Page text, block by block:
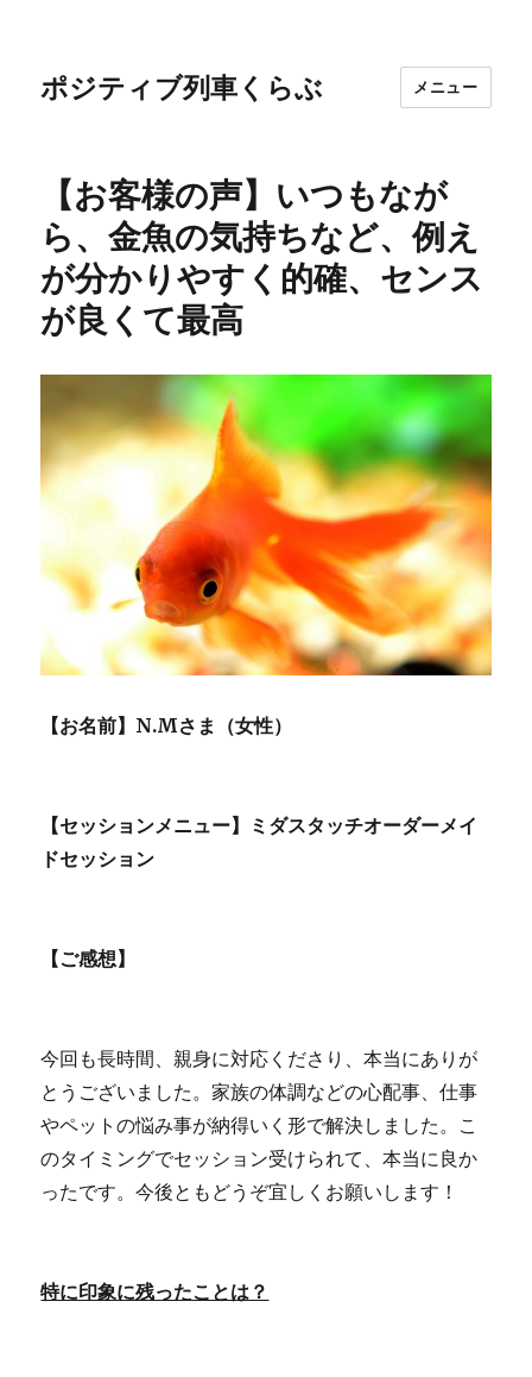
ポジティブ列車くらぶ メニュー
【お客様の声】いつもなが
ら、金魚の気持ちなど、例え
が分かりやすく的確、センス
が良くて最高
【お名前】N.Mさま（女性）
【セッションメニュー】ミダスタッチオーダーメイ
ドセッション
【ご感想】
今回も長時間、親身に対応くださり、本当にありが
とうございました。家族の体調などの心配事、仕事
やペットの悩み事が納得いく形で解決しました。こ
のタイミングでセッション受けられて、本当に良か
ったです。今後ともどうぞ宜しくお願いします！
特に印象に残ったことは？